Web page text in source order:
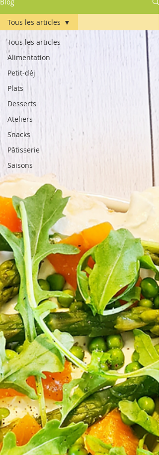
Tous les articles
Alimentation
Petit-déj
Plats
Desserts
Ateliers
Snacks
Pâtisserie
Saisons
Tous les articles